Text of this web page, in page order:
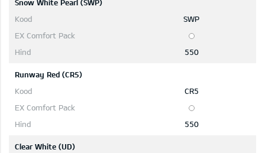
Snow White Pearl (SWP)
SWP
550
Runway Red (CR5)
CR5
550
Clear White (UD)